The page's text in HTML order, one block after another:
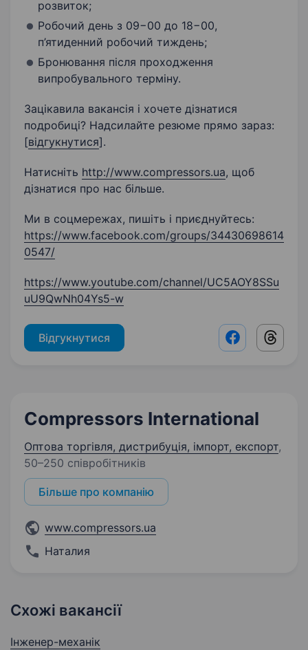
розвиток;
Робочий день з 09−00 до 18−00,
п’ятиденний робочий тиждень;
Бронювання після проходження
випробувального терміну.
Зацікавила вакансія і хочете дізнатися
подробиці? Надсилайте резюме прямо зараз:
[відгукнутися].
Натисніть http://www.compressors.ua, щоб
дізнатися про нас більше.
Ми в соцмережах, пишіть і приєднуйтесь:
https://www.facebook.com/groups/34430698614
0547/
https://www.youtube.com/channel/UC5AOY8SSu
uU9QwNh04Ys5-w
Відгукнутися Facebook
Compressors International
Оптова торгівля, дистрибуція, імпорт, експорт,
50–250 співробітників
Більше про компанію
www.compressors.ua
Наталия
Схожі вакансії
Інженер-механік